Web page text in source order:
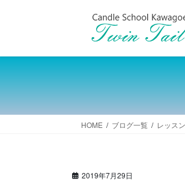
ツ
ス
キ
シ
ン
に
HOME ブログ一覧 レッス
2019年7月29日